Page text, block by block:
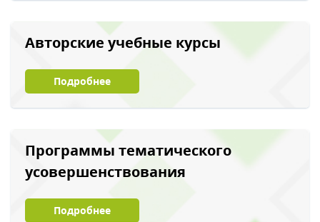
Авторские учебные курсы
Подробнее
Программы тематического
усовершенствования
Подробнее